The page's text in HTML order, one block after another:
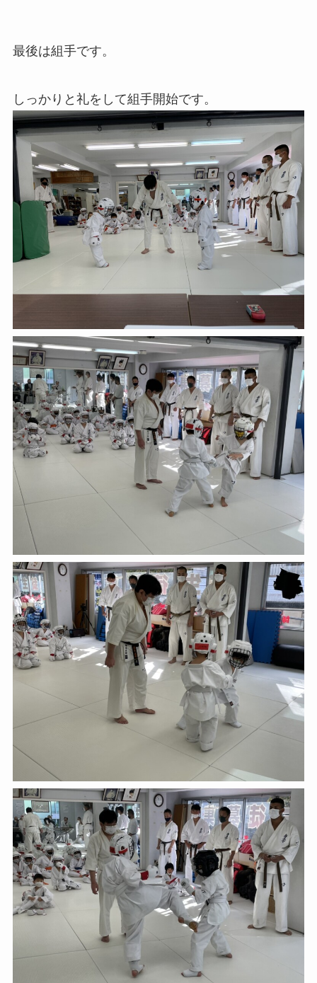
最後は組手です。
しっかりと礼をして組手開始です。